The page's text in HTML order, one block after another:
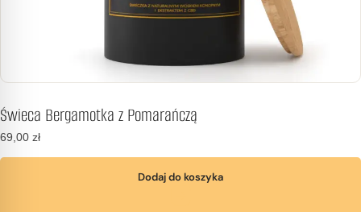
Świeca Bergamotka z Pomarańczą
69,00 zł
Dodaj do koszyka